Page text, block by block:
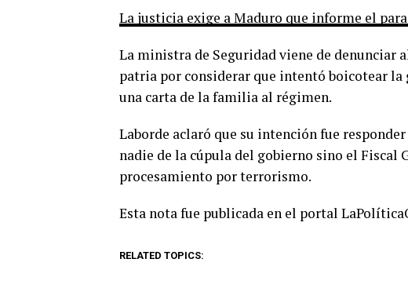
La justicia exige a Maduro que informe el
La ministra de Seguridad viene de denunciar
patria por considerar que intentó boicotear
una carta de la familia al régimen.
Laborde aclaró que su intención fue
nadie de la cúpula del gobierno sino el Fiscal
procesamiento por terrorismo.
Esta nota fue publicada en el portal
RELATED TOPICS: